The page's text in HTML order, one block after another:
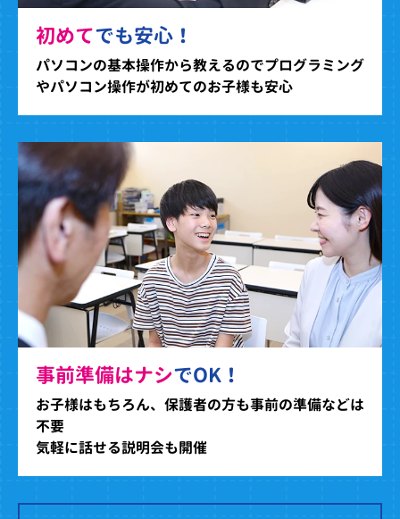
初めてでも安心！
パソコンの基本操作から教えるのでプログラミング
やパソコン操作が初めてのお子様も安心
事前準備はナシでOK！
お子様はもちろん、保護者の方も事前の準備などは
不要
気軽に話せる説明会も開催